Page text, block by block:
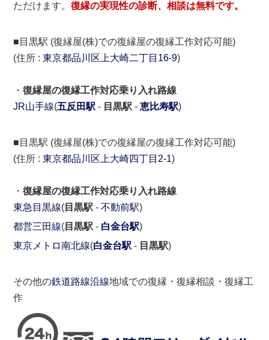
ただけます。復縁の実現性の診断、相談は無料です。
■目黒駅 (復縁屋(株)での復縁屋の復縁工作対応可能)
(住所 :東京都品川区 上大崎二丁目16-9)
・復縁屋の復縁工作対応乗り入れ路線
JR山手線(五反田駅 - 目黒駅 -恵比寿駅)
■目黒駅 (復縁屋(株)での復縁屋の復縁工作対応可能)
(住所 :東京都品川区 上大崎四丁目2-1)
・復縁屋の復縁工作対応乗り入れ路線
東急目黒線( 目黒駅 -不動前駅)
都営三田線( 目黒駅 - 白金台駅)
東京メトロ南北線(白金台駅 - 目黒駅)
その他の鉄道路線沿線地域での復縁・復縁相談・復縁工
作